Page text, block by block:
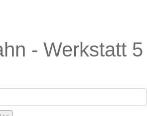
- Werkstatt 5